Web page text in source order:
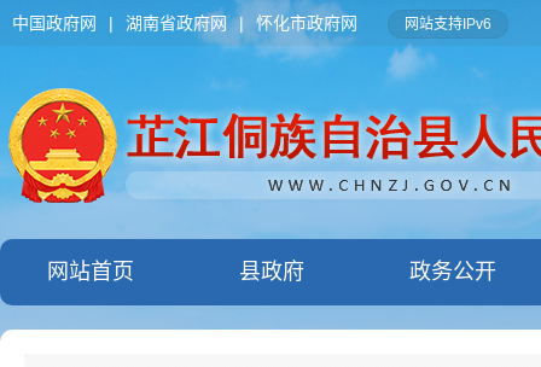
中国政府网 | 湖南省政府网 | 怀化市政府网 网站支持IPv6
网站首页 县政府 政务公开